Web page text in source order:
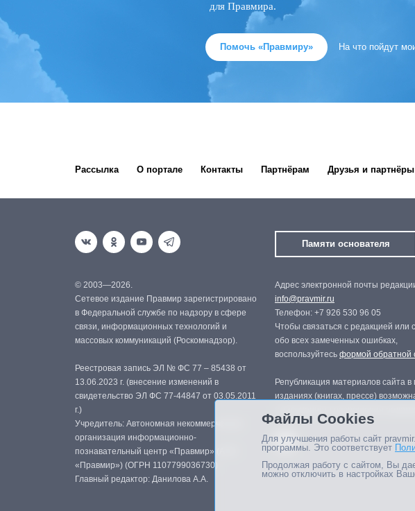
для Правмира.
Помочь «Правмиру» На что пойдут
Рассылка О портале Контакты Партнёрам Друзья и партнёры
Памяти основателя
© 2003—2026.
Сетевое издание Правмир зарегистрировано
в Федеральной службе по надзору в сфере
связи, информационных технологий и
массовых коммуникаций (Роскомнадзор).
Реестровая запись ЭЛ № ФС 77 – 85438 от
13.06.2023 г. (внесение изменений в
свидетельство ЭЛ ФС 77-44847 от 03.05.2011
г.)
Учредитель: Автономная некоммерческая
организация информационно-
познавательный центр «Правмир» (АНО
«Правмир») (ОГРН 1107799036730)
Главный редактор: Данилова А.А.
Адрес электронной почты
info@pravmir.ru
Телефон: +7 926 530 96 05
Чтобы связаться с редакцией или
обо всех замеченных ошибках,
воспользуйтесь формой обратной
Републикация материалов сайта в
изданиях (книгах, прессе)
Файлы Cookies
Для улучшения работы сайт
программы. Это соответствует
Продолжая работу с сайтом, Вы
можно отключить в настройках